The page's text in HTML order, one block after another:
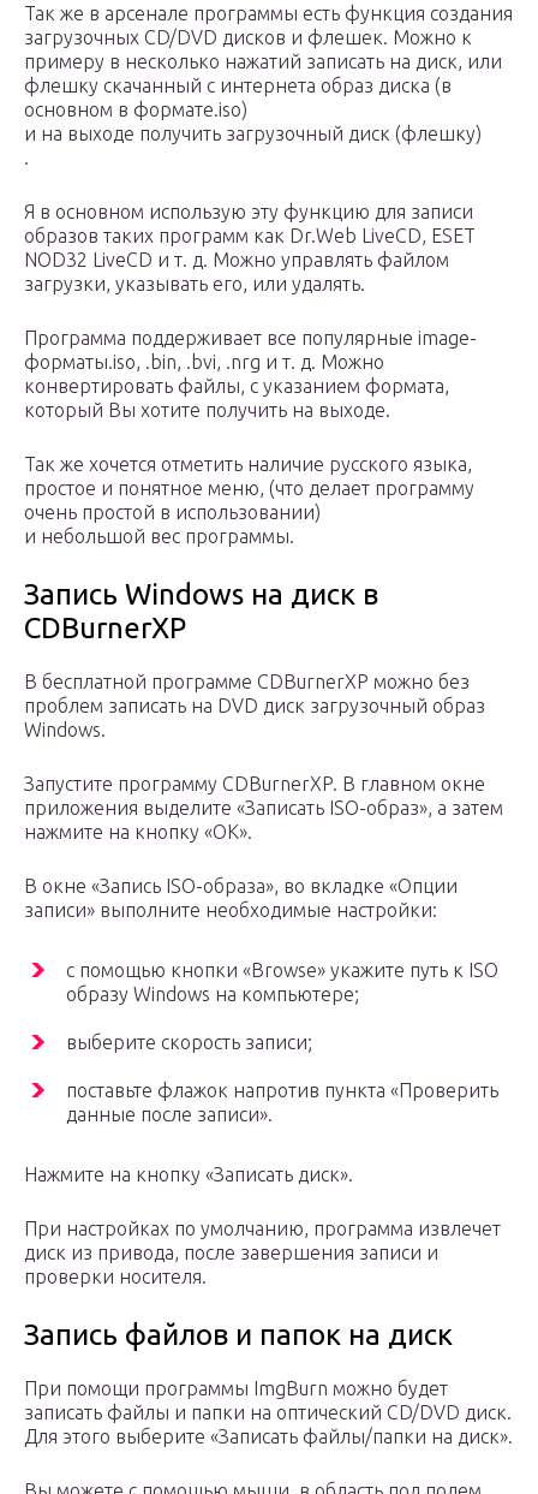
Так же в арсенале программы есть функция создания
загрузочных CD/DVD дисков и флешек. Можно к
примеру в несколько нажатий записать на диск, или
флешку скачанный с интернета образ диска (в
основном в формате.iso)
и на выходе получить загрузочный диск (флешку)
.
Я в основном использую эту функцию для записи
образов таких программ как Dr.Web LiveCD, ESET
NOD32 LiveCD и т. д. Можно управлять файлом
загрузки, указывать его, или удалять.
Программа поддерживает все популярные image-
форматы.iso, .bin, .bvi, .nrg и т. д. Можно
конвертировать файлы, с указанием формата,
который Вы хотите получить на выходе.
Так же хочется отметить наличие русского языка,
простое и понятное меню, (что делает программу
очень простой в использовании)
и небольшой вес программы.
Запись Windows на диск в
CDBurnerXP
В бесплатной программе CDBurnerXP можно без
проблем записать на DVD диск загрузочный образ
Windows.
Запустите программу CDBurnerXP. В главном окне
приложения выделите «Записать ISO-образ», а затем
нажмите на кнопку «ОК».
В окне «Запись ISO-образа», во вкладке «Опции
записи» выполните необходимые настройки:
с помощью кнопки «Browse» укажите путь к ISO
образу Windows на компьютере;
выберите скорость записи;
поставьте флажок напротив пункта «Проверить
данные после записи».
Нажмите на кнопку «Записать диск».
При настройках по умолчанию, программа извлечет
диск из привода, после завершения записи и
проверки носителя.
Запись файлов и папок на диск
При помощи программы ImgBurn можно будет
записать файлы и папки на оптический CD/DVD диск.
Для этого выберите «Записать файлы/папки на диск».